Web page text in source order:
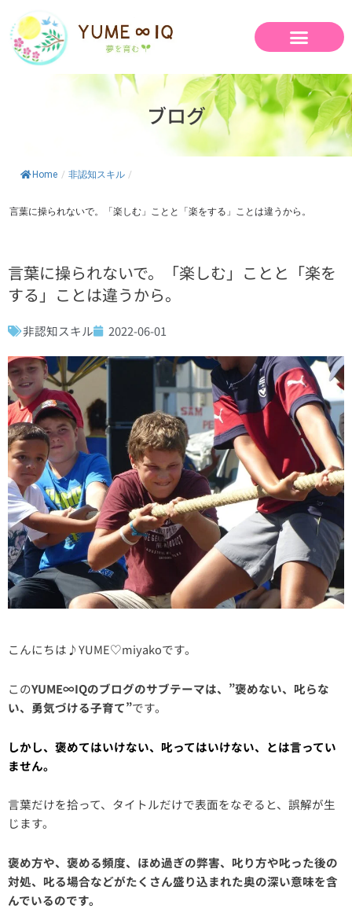
ブログ
Home / 非認知スキル /
言葉に操られないで。「楽しむ」ことと「楽をする」ことは違うから。
言葉に操られないで。「楽しむ」ことと「楽を
する」ことは違うから。
非認知スキル 2022-06-01
こんにちは♪YUME♡miyakoです。
このYUME∞IQのブログのサブテーマは、”褒めない、叱らな
い、勇気づける子育て”です。
しかし、褒めてはいけない、叱ってはいけない、とは言ってい
ません。
言葉だけを拾って、タイトルだけで表面をなぞると、誤解が生
じます。
褒め方や、褒める頻度、ほめ過ぎの弊害、叱り方や叱った後の
対処、叱る場合などがたくさん盛り込まれた奥の深い意味を含
んでいるのです。